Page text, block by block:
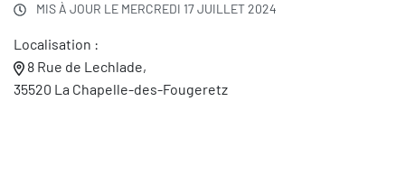
MIS À JOUR LE MERCREDI 17 JUILLET 2024
Localisation :
8 Rue de Lechlade,
35520 La Chapelle-des-Fougeretz